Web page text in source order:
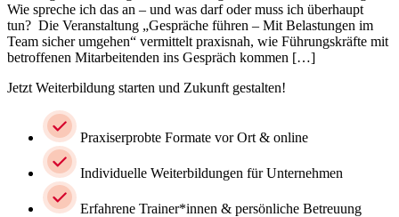
Wie spreche ich das an – und was darf oder muss ich überhaupt
tun? Die Veranstaltung „Gespräche führen – Mit Belastungen im
Team sicher umgehen“ vermittelt praxisnah, wie Führungskräfte mit
betroffenen Mitarbeitenden ins Gespräch kommen […]
Jetzt Weiterbildung starten und Zukunft gestalten!
Praxiserprobte Formate vor Ort & online
Individuelle Weiterbildungen für Unternehmen
Erfahrene Trainer*innen & persönliche Betreuung